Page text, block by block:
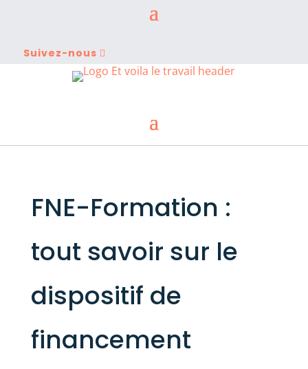
Suivez-nous
FNE-Formation :
tout savoir sur le
dispositif de
financement